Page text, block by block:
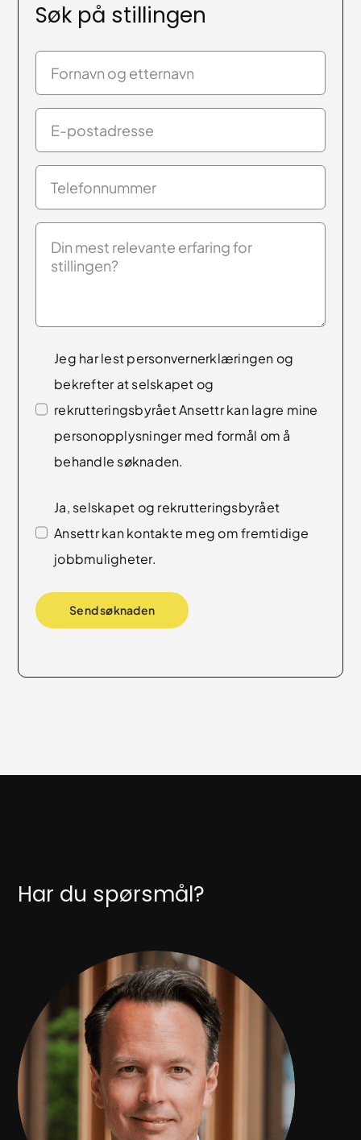
Søk på stillingen
Jeg har lestpersonvernerklæringen og
bekrefter at selskapet og
rekrutteringsbyrået Ansettr kan lagre mine
personopplysninger med formål om å
behandle søknaden.
Ja, selskapet og rekrutteringsbyrået
Ansettr kan kontakte meg om fremtidige
jobbmuligheter.
Send søknaden
Har du spørsmål?